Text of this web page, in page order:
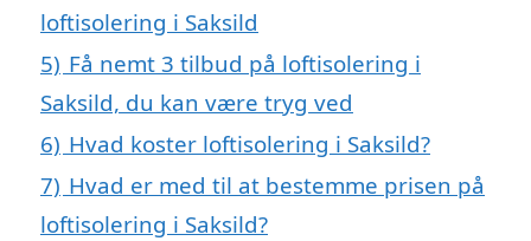
loftisolering i Saksild
5) Få nemt 3 tilbud på loftisolering i
Saksild, du kan være tryg ved
6) Hvad koster loftisolering i Saksild?
7) Hvad er med til at bestemme prisen på
loftisolering i Saksild?